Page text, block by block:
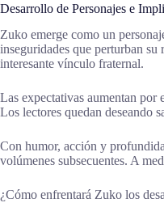
Desarrollo de Personajes e
Zuko emerge como un
inseguridades que perturban
interesante vínculo fraternal.
Las expectativas aumentan
Los lectores quedan deseando
Con humor, acción y
volúmenes subsecuentes. A
¿Cómo enfrentará Zuko los